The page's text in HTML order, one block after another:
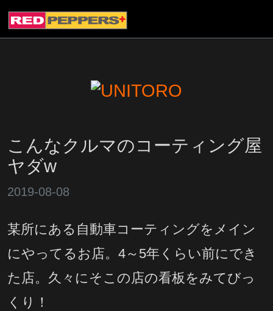
こんなクルマのコーティング屋
ヤダw
2019-08-08
某所にある自動車コーティングをメイン
にやってるお店。4～5年くらい前にでき
た店。久々にそこの店の看板をみてびっ
くり！